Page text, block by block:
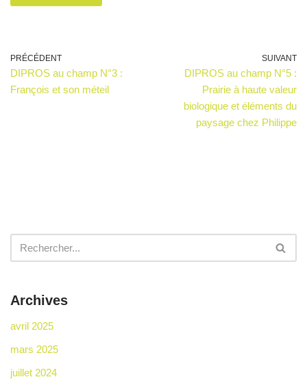
PRÉCÉDENT
DIPROS au champ N°3 :
François et son méteil
SUIVANT
DIPROS au champ N°5 :
Prairie à haute valeur
biologique et éléments du
paysage chez Philippe
Archives
avril 2025
mars 2025
juillet 2024